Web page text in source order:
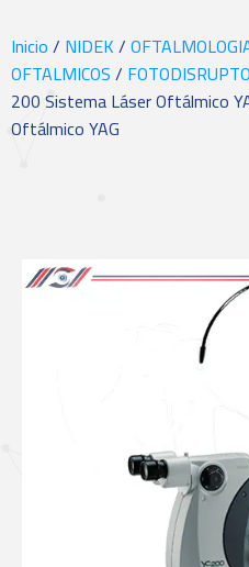
Inicio/ NIDEK/
OFTALMICOS/
200 Sistema Láser Oftálmico
Oftálmico YAG